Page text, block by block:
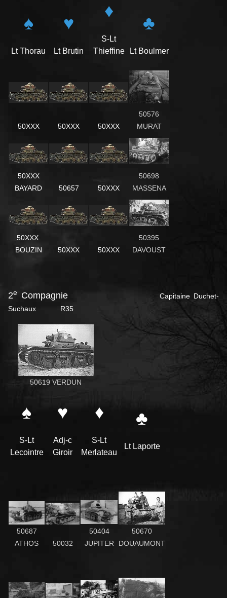
♠
Lt Thorau
♥
Lt Brutin
♦
S-Lt
Thieffine
♣
Lt Boulmer
50XXX 50XXX 50XXX
50576
MURAT
50XXX
BAYARD
50657 50XXX
50698
MASSENA
50XXX
BOUZIN
50XXX 50XXX
50395
DAVOUST
2e Compagnie
Capitaine Duchet-
Suchaux R35
50619 VERDUN
♠
S-Lt
Lecointre
♥
Adj-c
Giroir
♦
S-Lt
Merlateau
♣
Lt Laporte
50687
ATHOS
50032
50404
JUPITER
50670
DOUAUMONT